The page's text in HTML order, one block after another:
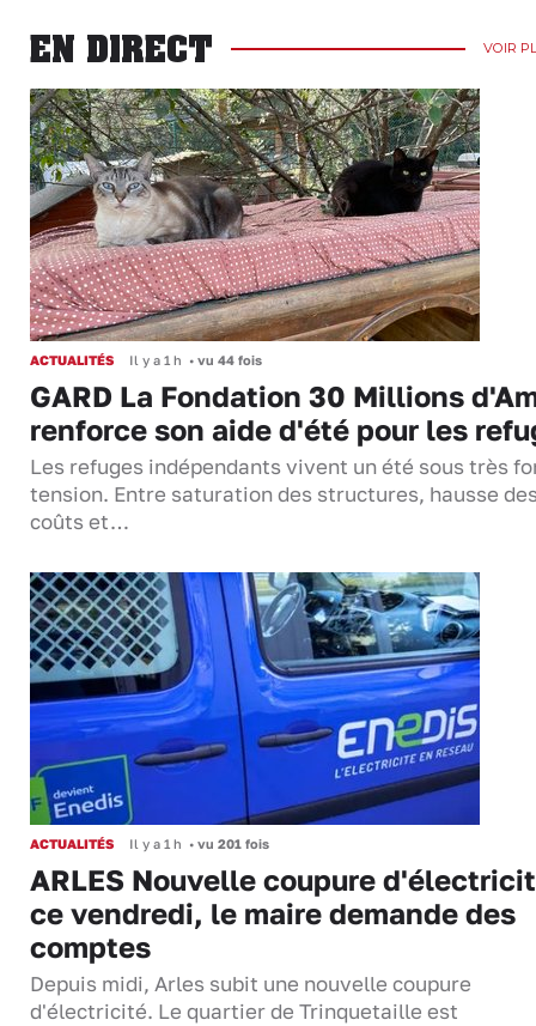
EN DIRECT VOIR
ACTUALITÉS Il y a 1 h • vu 44 fois
GARD La Fondation 30 Millions
renforce son aide d'été pour les
Les refuges indépendants vivent un été sous très
tension. Entre saturation des structures, hausse
coûts et…
ACTUALITÉS Il y a 1 h • vu 201 fois
ARLES Nouvelle coupure
ce vendredi, le maire demande des
comptes
Depuis midi, Arles subit une nouvelle coupure
d'électricité. Le quartier de Trinquetaille est